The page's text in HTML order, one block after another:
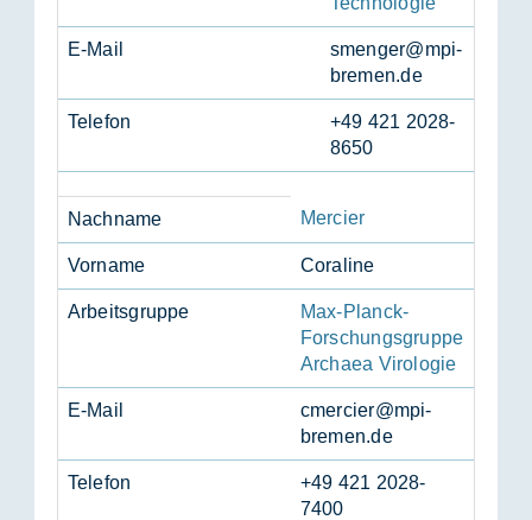
E-Mail
smen­ger@mpi-
bre­men.de
Te­le­fon
+49 421 2028-
8650
Nach­na­me Mercier
Vor­na­me Co­ra­li­ne
Ar­beits­grup­pe
Max-Planck-
Forschungsgruppe
Archaea Virologie
E-Mail
cmer­cier@mpi-
bre­men.de
Te­le­fon
+49 421 2028-
7400